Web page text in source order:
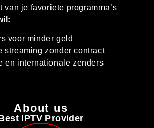
van je favoriete programma’s
voor minder geld
streaming zonder contract
en internationale zenders
About us
IPTV Provider